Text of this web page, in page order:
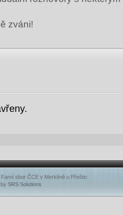
zváni!
sbor ČCE v Merklíně u Přeštic
SRS Solutions